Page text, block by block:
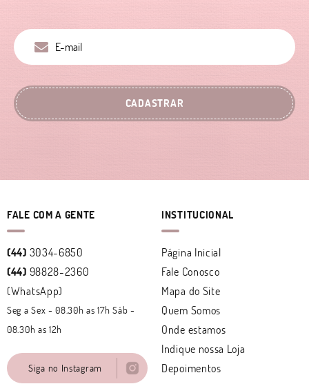
CADASTRAR
FALE COM A GENTE
(44) 3034-6850
(44) 98828-2360
(WhatsApp)
Seg a Sex - 08.30h as 17h Sáb -
08.30h as 12h
Siga no Instagram
INSTITUCIONAL
Página Inicial
Fale Conosco
Mapa do Site
Quem Somos
Onde estamos
Indique nossa Loja
Depoimentos